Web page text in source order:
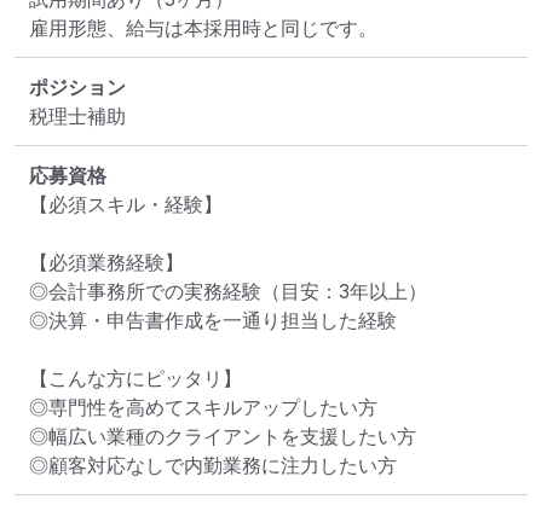
雇用形態、給与は本採用時と同じです。
ポジション
税理士補助
応募資格
【必須スキル・経験】
【必須業務経験】
◎会計事務所での実務経験（目安：3年以上）
◎決算・申告書作成を一通り担当した経験
【こんな方にピッタリ】
◎専門性を高めてスキルアップしたい方
◎幅広い業種のクライアントを支援したい方